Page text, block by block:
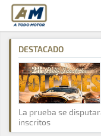
A Todo Motor ·
A Todo Motor » Agenda
DESTACADO
La prueba se
inscritos